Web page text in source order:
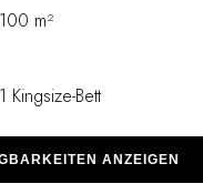
100 m²
1 Kingsize-Bett
ANZEIGEN